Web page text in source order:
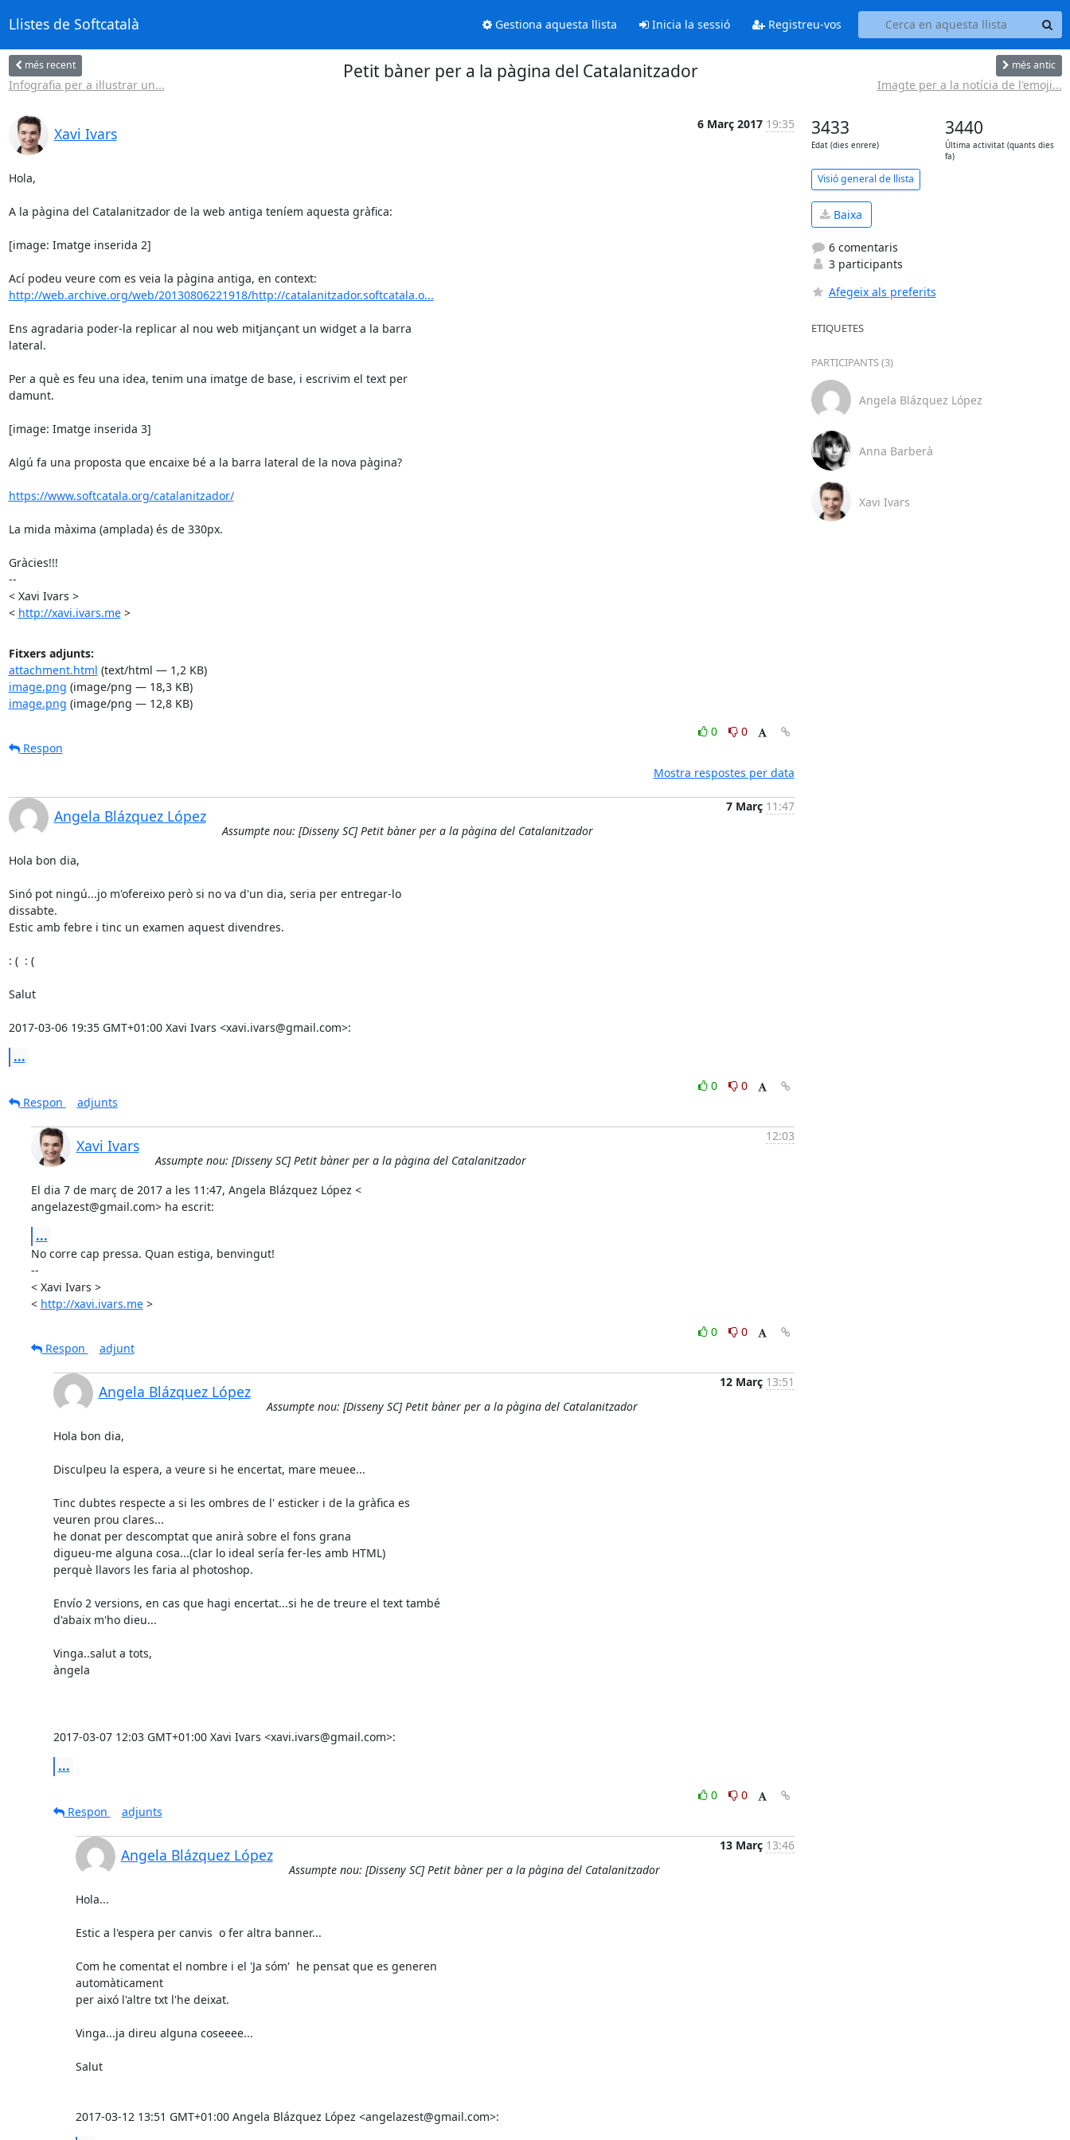
Llistes de Softcatalà Gestiona aquesta llista Inicia la sessió Registreu-vos
més recent
Infografia per a il·lustrar un...
Petit bàner per a la pàgina del Catalanitzador més antic
Imagte per a la notícia de l'emoji...
Xavi Ivars
6 Març 2017 19:35
Hola,
A la pàgina del Catalanitzador de la web antiga teníem aquesta gràfica:
[image: Imatge inserida 2]
http://web.archive.org/web/20130806221918/http://catalanitzador.softcatala.o...
Ens agradaria poder-la replicar al nou web mitjançant un widget a la barra
lateral.
Per a què es feu una idea, tenim una imatge de base, i escrivim el text per
damunt.
[image: Imatge inserida 3]
Algú fa una proposta que encaixe bé a la barra lateral de la nova pàgina?
https://www.softcatala.org/catalanitzador/
La mida màxima (amplada) és de 330px.
Gràcies!!!
--
< Xavi Ivars >
< http://xavi.ivars.me >
Fitxers adjunts:
attachment.html (text/html — 1,2 KB)
image.png (image/png — 18,3 KB)
image.png (image/png — 12,8 KB)
0
0
Respon
Mostra respostes per data
Angela Blázquez López
7 Març 11:47
Assumpte nou: [Disseny SC] Petit bàner per a la pàgina del Catalanitzador
Hola bon dia,
Sinó pot ningú...jo m'ofereixo però si no va d'un dia, seria per entregar-lo
dissabte.
Estic amb febre i tinc un examen aquest divendres.
: (  : (
Salut
2017-03-06 19:35 GMT+01:00 Xavi Ivars <xavi.ivars@gmail.com>:
...
0
0
Respon
adjunts
Xavi Ivars
12:03
Assumpte nou: [Disseny SC] Petit bàner per a la pàgina del Catalanitzador
El dia 7 de març de 2017 a les 11:47, Angela Blázquez López <
angelazest@gmail.com> ha escrit:
...
No corre cap pressa. Quan estiga, benvingut!
--
< Xavi Ivars >
< http://xavi.ivars.me >
0
0
Respon
adjunt
Angela Blázquez López
12 Març 13:51
Assumpte nou: [Disseny SC] Petit bàner per a la pàgina del Catalanitzador
Hola bon dia,
Disculpeu la espera, a veure si he encertat, mare meuee...
Tinc dubtes respecte a si les ombres de l' esticker i de la gràfica es
veuren prou clares...
he donat per descomptat que anirà sobre el fons grana
digueu-me alguna cosa...(clar lo ideal sería fer-les amb HTML)
perquè llavors les faria al photoshop.
Envío 2 versions, en cas que hagi encertat...si he de treure el text també
d'abaix m'ho dieu...
Vinga..salut a tots,
àngela
2017-03-07 12:03 GMT+01:00 Xavi Ivars <xavi.ivars@gmail.com>:
...
0
0
Respon
adjunts
Angela Blázquez López
13 Març 13:46
Assumpte nou: [Disseny SC] Petit bàner per a la pàgina del Catalanitzador
Hola...
Estic a l'espera per canvis  o fer altra banner...
Com he comentat el nombre i el 'Ja sóm'  he pensat que es generen
automàticament
per aixó l'altre txt l'he deixat.
Vinga...ja direu alguna coseeee...
Salut
2017-03-12 13:51 GMT+01:00 Angela Blázquez López <angelazest@gmail.com>:
3433
Edat (dies enrere)
3440
Última activitat (quants dies
fa)
Visió general de llista
Baixa
6 comentaris
3 participants
Afegeix als preferits
ETIQUETES
PARTICIPANTS (3)
Angela Blázquez López
Anna Barberà
Xavi Ivars